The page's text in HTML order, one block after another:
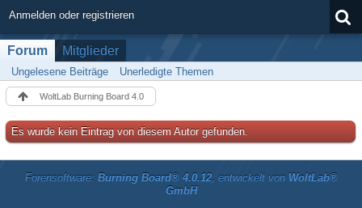
Anmelden oder registrieren
Forum Mitglieder
Ungelesene Beiträge Unerledigte Themen
WoltLab Burning Board 4.0
Es wurde kein Eintrag von diesem Autor gefunden.
Forensoftware: Burning Board® 4.0.12, entwickelt von WoltLab®
GmbH